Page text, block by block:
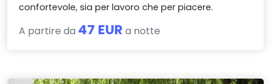
confortevole, sia per lavoro che per piacere.
A partire da 47 EUR a notte